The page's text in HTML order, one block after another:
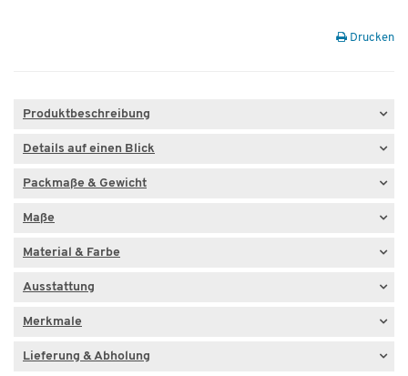
Drucken
Produktbeschreibung
Details auf einen Blick
Packmaße & Gewicht
Maße
Material & Farbe
Ausstattung
Merkmale
Lieferung & Abholung